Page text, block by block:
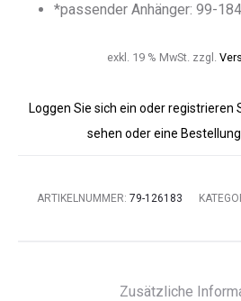
*passender Anhänger: 99-
exkl. 19 % MwSt. zzgl.
Loggen Sie sich ein oder registrieren
sehen oder eine
ARTIKELNUMMER: 79-126183
Zusätzliche